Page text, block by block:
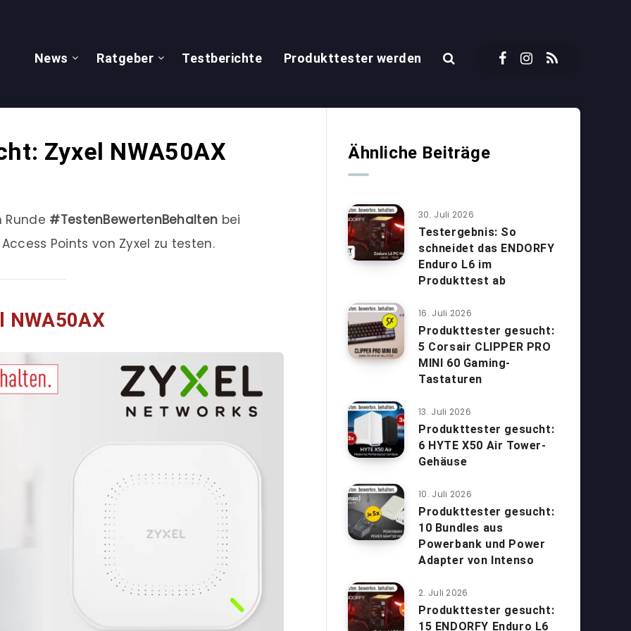
News Ratgeber Testberichte Produkttester werden
Zyxel NWA50AX
Runde #TestenBewertenBehalten bei
Points von Zyxel zu testen.
NWA50AX
Ähnliche Beiträge
30. Juli 2026
Testergebnis: So
schneidet das ENDORFY
Enduro L6 im
Produkttest ab
16. Juli 2026
Produkttester gesucht:
5 Corsair CLIPPER PRO
MINI 60 Gaming-
Tastaturen
13. Juli 2026
Produkttester gesucht:
6 HYTE X50 Air Tower-
Gehäuse
10. Juli 2026
Produkttester gesucht:
10 Bundles aus
Powerbank und Power
Adapter von Intenso
2. Juli 2026
Produkttester gesucht:
15 ENDORFY Enduro L6